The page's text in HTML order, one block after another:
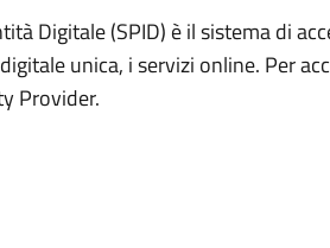
Digitale (SPID) è il sistema di
unica, i servizi online. Per
Provider.